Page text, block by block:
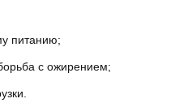
питанию;
с ожирением;